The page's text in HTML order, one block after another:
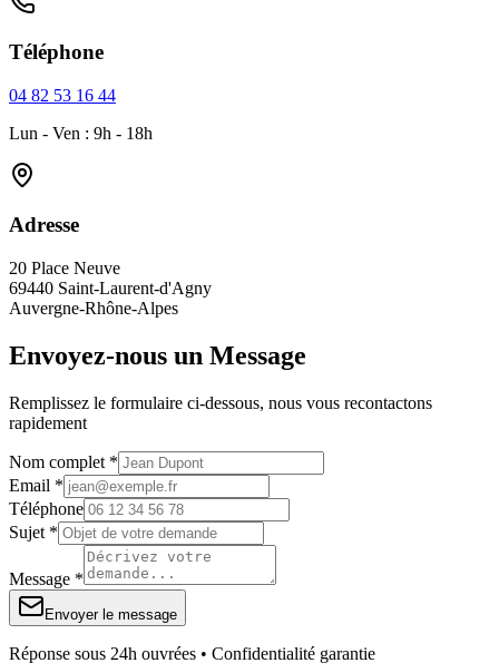
Téléphone
04 82 53 16 44
Lun - Ven : 9h - 18h
Adresse
20 Place Neuve
69440 Saint-Laurent-d'Agny
Auvergne-Rhône-Alpes
Envoyez-nous un Message
Remplissez le formulaire ci-dessous, nous vous recontactons
rapidement
Nom complet *
Email *
Téléphone
Sujet *
Message *
Envoyer le message
Réponse sous 24h ouvrées • Confidentialité garantie